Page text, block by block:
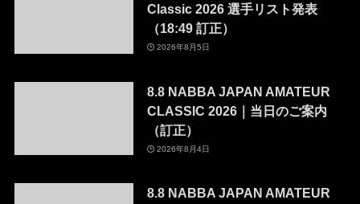
Classic 2026 選手リスト発表
（18:49 訂正）
2026年8月5日
8.8 NABBA JAPAN AMATEUR
CLASSIC 2026｜当日のご案内
（訂正）
2026年8月4日
8.8 NABBA JAPAN AMATEUR